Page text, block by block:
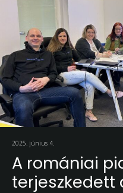
2025. június 4.
A romániai
terjeszkedett